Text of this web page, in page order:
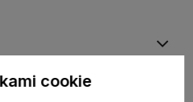
cookie